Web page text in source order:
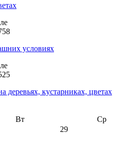
условиях
деревьях, кустарниках, цветах
Вт
Ср
29